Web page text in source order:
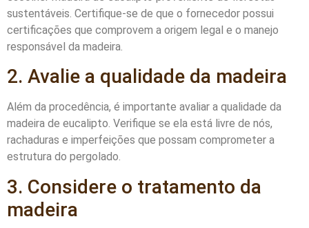
sustentáveis. Certifique-se de que o fornecedor possui
certificações que comprovem a origem legal e o manejo
responsável da madeira.
2. Avalie a qualidade da madeira
Além da procedência, é importante avaliar a qualidade da
madeira de eucalipto. Verifique se ela está livre de nós,
rachaduras e imperfeições que possam comprometer a
estrutura do pergolado.
3. Considere o tratamento da
madeira